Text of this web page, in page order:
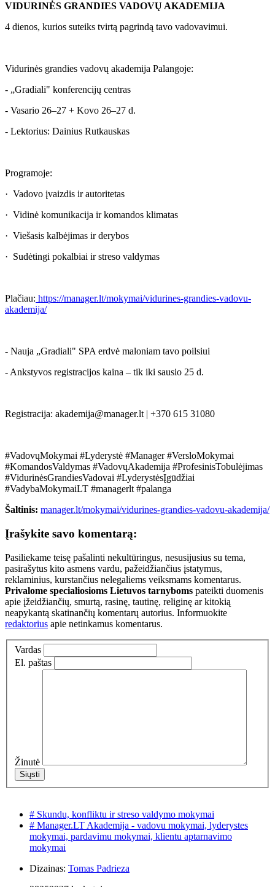
VIDURINĖS GRANDIES VADOVŲ AKADEMIJA
4 dienos, kurios suteiks tvirtą pagrindą tavo vadovavimui.
Vidurinės grandies vadovų akademija Palangoje:
- „Gradiali" konferencijų centras
- Vasario 26–27 + Kovo 26–27 d.
- Lektorius: Dainius Rutkauskas
Programoje:
· Vadovo įvaizdis ir autoritetas
· Vidinė komunikacija ir komandos klimatas
· Viešasis kalbėjimas ir derybos
· Sudėtingi pokalbiai ir streso valdymas
Plačiau: https://manager.lt/mokymai/vidurines-grandies-vadovu-
akademija/
- Nauja „Gradiali" SPA erdvė maloniam tavo poilsiui
- Ankstyvos registracijos kaina – tik iki sausio 25 d.
Registracija: akademija@manager.lt | +370 615 31080
#VadovųMokymai #Lyderystė #Manager #VersloMokymai
#KomandosValdymas #VadovųAkademija #ProfesinisTobulėjimas
#VidurinėsGrandiesVadovai #LyderystėsĮgūdžiai
#VadybaMokymaiLT #managerlt #palanga
Šaltinis: manager.lt/mokymai/vidurines-grandies-vadovu-akademija/
Įrašykite savo komentarą:
Pasiliekame teisę pašalinti nekultūringus, nesusijusius su tema,
pasirašytus kito asmens vardu, pažeidžiančius įstatymus,
reklaminius, kurstančius nelegaliems veiksmams komentarus.
Privalome specialiosioms Lietuvos tarnyboms pateikti duomenis
apie įžeidžiančių, smurtą, rasinę, tautinę, religinę ar kitokią
neapykantą skatinančių komentarų autorius. Informuokite
redaktorius apie netinkamus komentarus.
Vardas
El. paštas
Žinutė
# Skundu, konfliktu ir streso valdymo mokymai
# Manager.LT Akademija - vadovu mokymai, lyderystes
mokymai, pardavimu mokymai, klientu aptarnavimo
mokymai
Dizainas: Tomas Padrieza